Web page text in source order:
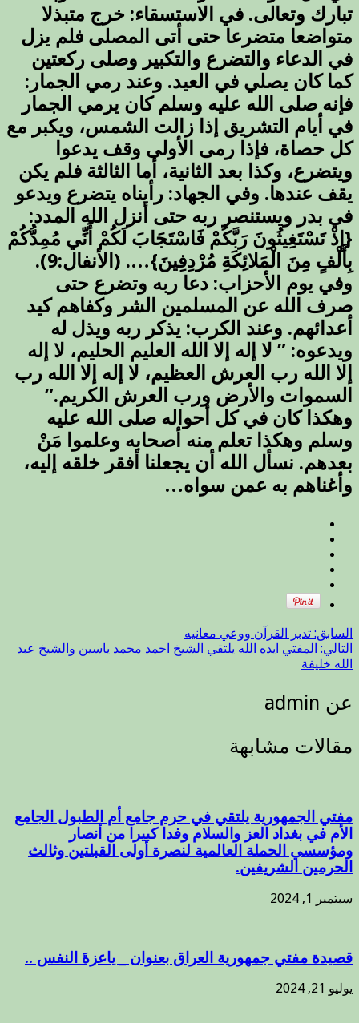
تبارك وتعالى. في الاستسقاء: خرج متبذلا
متواضعا متضرعا حتى أتى المصلى فلم يزل
في الدعاء والتضرع والتكبير وصلى ركعتين
كما كان يصلي في العيد. وعند رمي الجمار:
فإنه صلى الله عليه وسلم كان يرمي الجمار
في أيام التشريق إذا زالت الشمس، ويكبر مع
كل حصاة، فإذا رمى الأولى وقف يدعوا
ويتضرع، وكذا بعد الثانية، أما الثالثة فلم يكن
يقف عندها. وفي الجهاد: رأيناه يتضرع ويدعو
في بدر ويستنصر ربه حتى أنزل الله المدد:
{إِذْ تَسْتَغِيثُونَ رَبَّكُمْ فَاسْتَجَابَ لَكُمْ أَنِّي مُمِدُّكُمْ
بِأَلْفٍ مِنَ الْمَلائِكَةِ مُرْدِفِينَ}…. (الأنفال:9).
وفي يوم الأحزاب: دعا ربه وتضرع حتى
صرف الله عن المسلمين الشر وكفاهم كيد
أعدائهم. وعند الكرب: يذكر ربه ويذل له
ويدعوه: ” لا إله إلا الله العليم الحليم، لا إله
إلا الله رب العرش العظيم، لا إله إلا الله رب
السموات والأرض ورب العرش الكريم.”
وهكذا كان في كل أحواله صلى الله عليه
وسلم وهكذا تعلم منه أصحابه وعلموا مَنْ
بعدهم. نسأل الله أن يجعلنا أفقر خلقه إليه،
وأغناهم به عمن سواه…
السابق: تدبر القرآن ووعي معانيه
التالي: المفتي ايده الله يلتقي الشيخ احمد محمد ياسين والشيخ عبد
الله خليفة
عن admin
مقالات مشابهة
مفتي الجمهورية يلتقي في حرم جامع أم الطبول الجامع
الأم في بغداد العز والسلام وفدا كبيرا من أنصار
ومؤسسي الحملة العالمية لنصرة أولى القبلتين وثالث
الحرمين الشريفين.
سبتمبر 1, 2024
قصيدة مفتي جمهورية العراق بعنوان _ ياعزةَ النفس ..
يوليو 21, 2024